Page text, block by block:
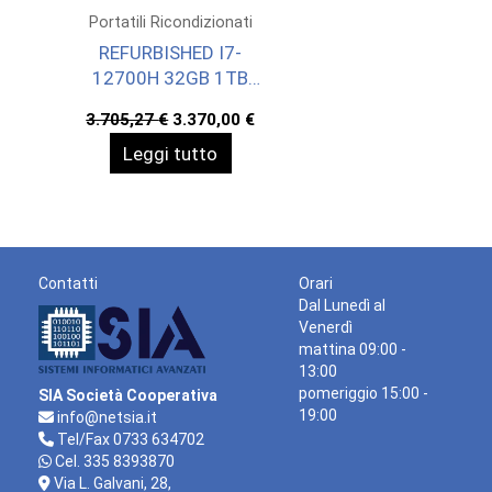
Portatili Ricondizionati
REFURBISHED I7-
12700H 32GB 1TB
3.705,27€ Il
prezzo
originale
era:
3.370,00 €Il
prezzo
Leggi tutto
Contatti
SIA Società Cooperativa
info@netsia.it
Tel/Fax 0733 634702
Cel. 335 8393870
Via L. Galvani, 28,
Orari
Dal Lunedì al
Venerdì
mattina 09:00 -
13:00
pomeriggio 15:00 -
19:00